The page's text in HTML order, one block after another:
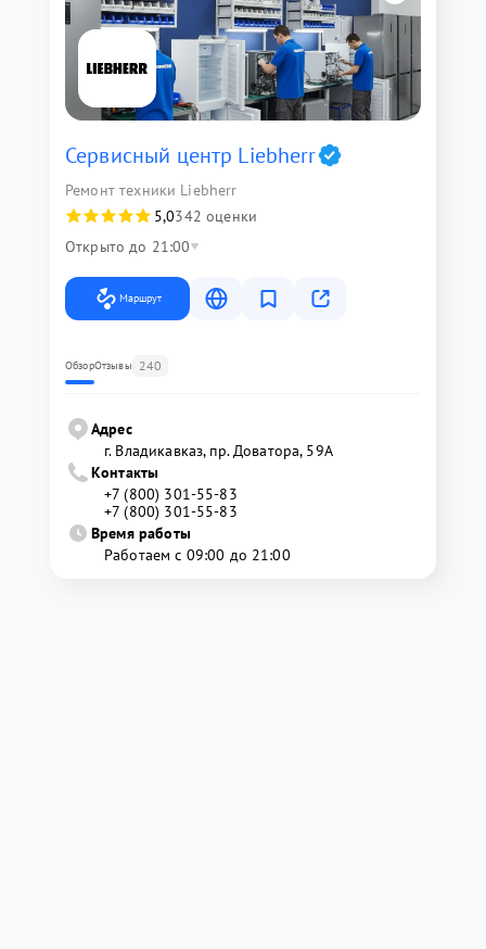
Сервисный центр Liebherr
Ремонт техники Liebherr
5,0342 оценки
Открыто до 21:00
Маршрут
ОбзорОтзывы 240
Адрес
г. Владикавказ, пр. Доватора, 59А
Контакты
+7 (800) 301-55-83
+7 (800) 301-55-83
Время работы
Работаем с 09:00 до 21:00